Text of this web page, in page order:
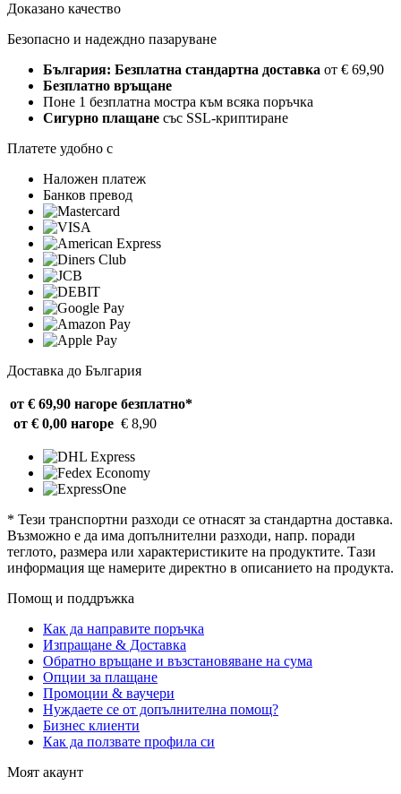
Доказано качество
Безопасно и надеждно пазаруване
България: Безплатна стандартна доставка от € 69,90
Безплатно връщане
Поне 1 безплатна мостра към всяка поръчка
Сигурно плащане със SSL-криптиране
Платете удобно с
Наложен платеж
Банков превод
Доставка до България
от € 69,90 нагоре безплатно*
от € 0,00 нагоре € 8,90
* Тези транспортни разходи се отнасят за стандартна доставка.
Възможно е да има допълнителни разходи, напр. поради
теглото, размера или характеристиките на продуктите. Тази
информация ще намерите директно в описанието на продукта.
Помощ и поддръжка
Как да направите поръчка
Изпращане & Доставка
Обратно връщане и възстановяване на сума
Опции за плащане
Промоции & ваучери
Нуждаете се от допълнителна помощ?
Бизнес клиенти
Как да ползвате профила си
Моят акаунт